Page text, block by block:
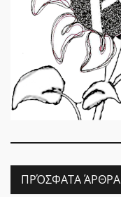
ΠΡΌΣΦΑΤΑ ΆΡΘΡΑ